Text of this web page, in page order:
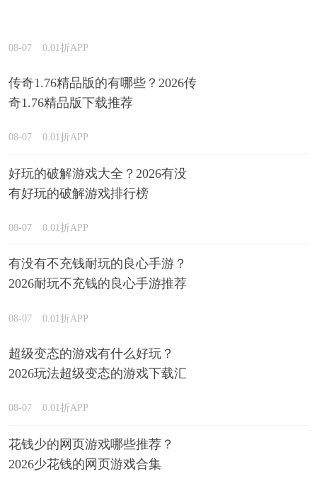
08-07 0.01折APP
传奇1.76精品版的有哪些？2026传
奇1.76精品版下载推荐
08-07 0.01折APP
好玩的破解游戏大全？2026有没
有好玩的破解游戏排行榜
08-07 0.01折APP
有没有不充钱耐玩的良心手游？
2026耐玩不充钱的良心手游推荐
08-07 0.01折APP
超级变态的游戏有什么好玩？
2026玩法超级变态的游戏下载汇
08-07 0.01折APP
花钱少的网页游戏哪些推荐？
2026少花钱的网页游戏合集